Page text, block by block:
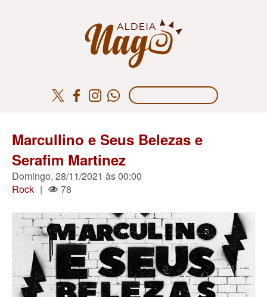
Marcullino e Seus Belezas e
Serafim Martinez
Domingo, 28/11/2021 às 00:00
Rock | 78